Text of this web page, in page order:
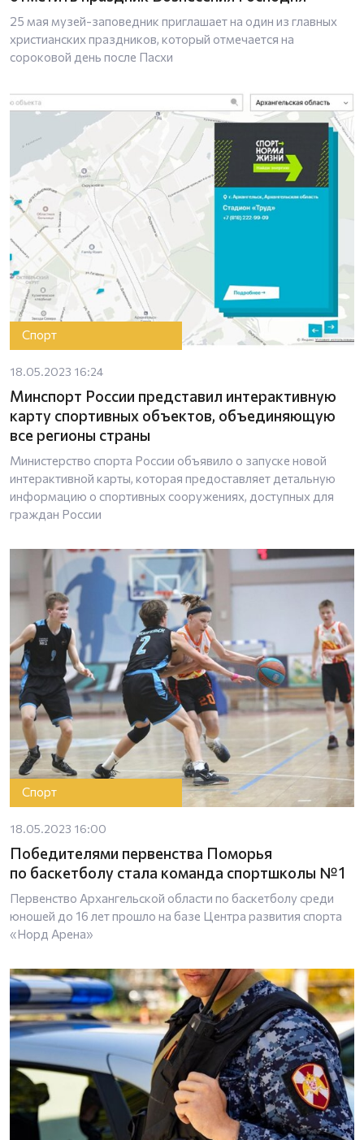
25 мая музей-заповедник приглашает на один из главных
христианских праздников, который отмечается на
сороковой день после Пасхи
Спорт
18.05.2023 16:24
Минспорт России представил интерактивную
карту спортивных объектов, объединяющую
все регионы страны
Министерство спорта России объявило о запуске новой
интерактивной карты, которая предоставляет детальную
информацию о спортивных сооружениях, доступных для
граждан России
Спорт
18.05.2023 16:00
Победителями первенства Поморья
по баскетболу стала команда спортшколы № 1
Первенство Архангельской области по баскетболу среди
юношей до 16 лет прошло на базе Центра развития спорта
«Норд Арена»